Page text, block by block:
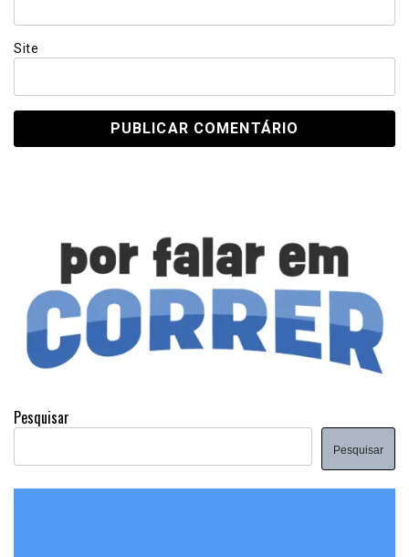
Site
Pesquisar
Pesquisar